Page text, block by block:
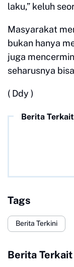
laku,” keluh
Masyarakat
bukan hanya
juga
seharusnya
( Ddy )
Berita Terkait
Tags
Berita Terkini
Berita Terkait